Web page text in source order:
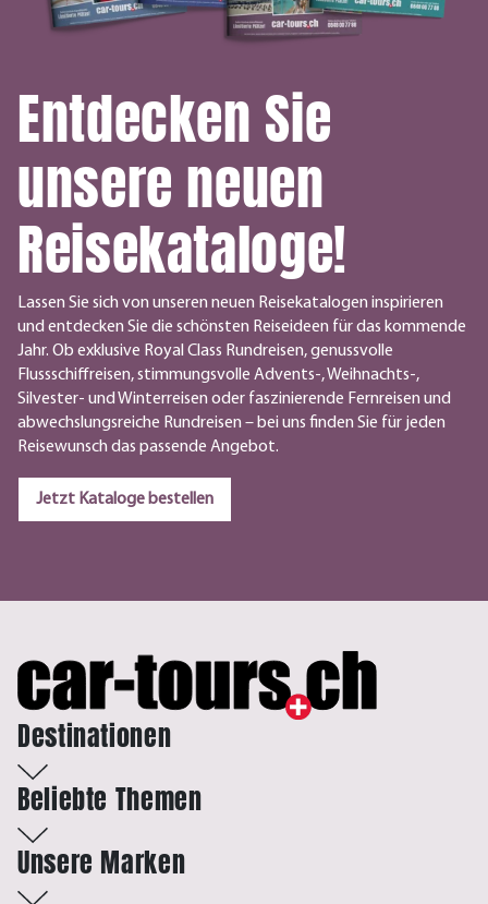
Entdecken Sie
unsere neuen
Reisekataloge!
Lassen Sie sich von unseren neuen Reisekatalogen inspirieren
und entdecken Sie die schönsten Reiseideen für das kommende
Jahr. Ob exklusive Royal Class Rundreisen, genussvolle
Flussschiffreisen, stimmungsvolle Advents-, Weihnachts-,
Silvester- und Winterreisen oder faszinierende Fernreisen und
abwechslungsreiche Rundreisen – bei uns finden Sie für jeden
Reisewunsch das passende Angebot.
Jetzt Kataloge bestellen
Destinationen
Beliebte Themen
Unsere Marken